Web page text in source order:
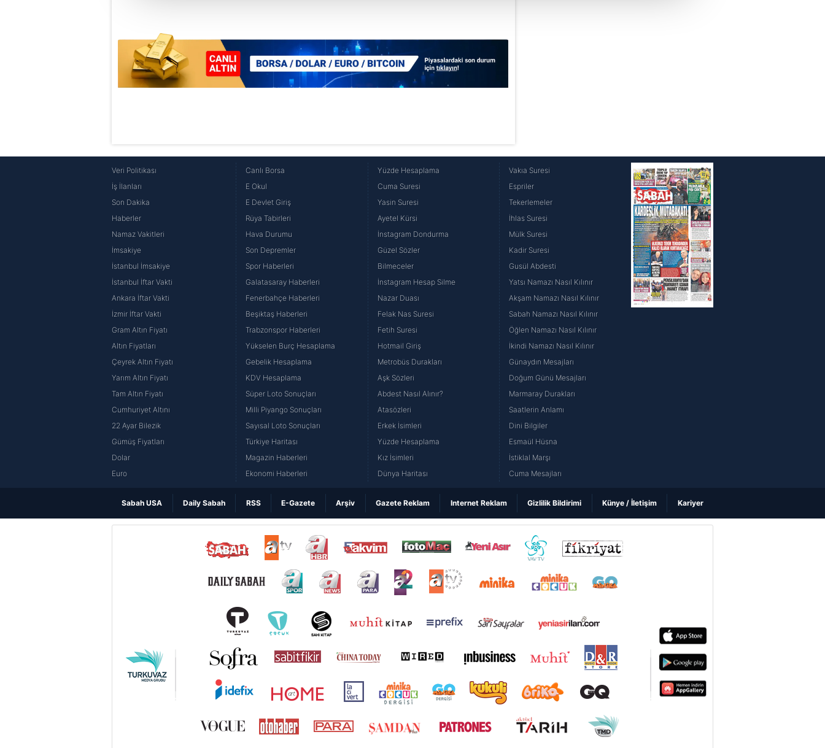
reklam/pazarlama faaliyetlerinin yapılması, amaçlarıyla sınırlı olarak açık rızanız dahilinde kullanılacaktır.
Çerezlere ilişkin tercihlerinizi aşağıda yer alan panel vasıtasıyla belirleyebilirsiniz. Çerezlere ilişkin detaylı bilgi için Ayarlar
butonuna tıklayabilir,Çerez Bilgilendirme Metnimizi ziyaret edebilirsiniz.
Veri Politikası
İş İlanları
Son Dakika
Haberler
Namaz Vakitleri
İmsakiye
İstanbul İmsakiye
İstanbul İftar Vakti
Ankara İftar Vakti
İzmir İftar Vakti
Gram Altın Fiyatı
Altın Fiyatları
Çeyrek Altın Fiyatı
Yarım Altın Fiyatı
Tam Altın Fiyatı
Cumhuriyet Altını
22 Ayar Bilezik
Gümüş Fiyatları
Dolar
Euro
Canlı Borsa
E Okul
E Devlet Giriş
Rüya Tabirleri
Hava Durumu
Son Depremler
Spor Haberleri
Galatasaray Haberleri
Fenerbahçe Haberleri
Beşiktaş Haberleri
Trabzonspor Haberleri
Yükselen Burç Hesaplama
Gebelik Hesaplama
KDV Hesaplama
Süper Loto Sonuçları
Milli Piyango Sonuçları
Sayısal Loto Sonuçları
Türkiye Haritası
Magazin Haberleri
Ekonomi Haberleri
Yüzde Hesaplama
Cuma Suresi
Yasin Suresi
Ayetel Kürsi
İnstagram Dondurma
Güzel Sözler
Bilmeceler
İnstagram Hesap Silme
Nazar Duası
Felak Nas Suresi
Fetih Suresi
Hotmail Giriş
Metrobüs Durakları
Aşk Sözleri
Abdest Nasıl Alınır?
Atasözleri
Erkek İsimleri
Yüzde Hesaplama
Kız İsimleri
Dünya Haritası
Vakıa Suresi
Espriler
Tekerlemeler
İhlas Suresi
Mülk Suresi
Kadir Suresi
Gusül Abdesti
Yatsı Namazı Nasıl Kılınır
Akşam Namazı Nasıl Kılınır
Sabah Namazı Nasıl Kılınır
Öğlen Namazı Nasıl Kılınır
İkindi Namazı Nasıl Kılınır
Günaydın Mesajları
Doğum Günü Mesajları
Marmaray Durakları
Saatlerin Anlamı
Dini Bilgiler
Esmaül Hüsna
İstiklal Marşı
Cuma Mesajları
Sabah USA Daily Sabah RSS E-Gazete Arşiv Gazete Reklam Internet Reklam Gizlilik Bildirimi Künye / İletişim Kariyer